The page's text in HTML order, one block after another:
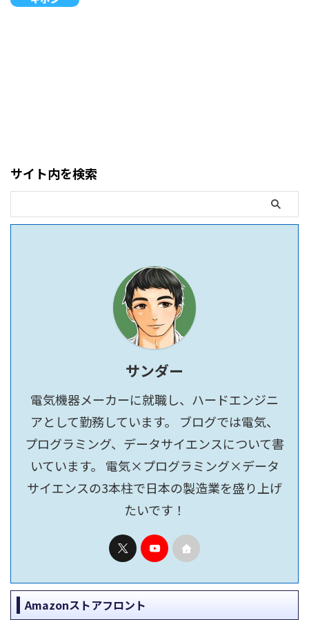
サイト内を検索
サンダー
電気機器メーカーに就職し、ハードエンジニ
アとして勤務しています。 ブログでは電気、
プログラミング、データサイエンスについて書
いています。 電気×プログラミング×データ
サイエンスの3本柱で日本の製造業を盛り上げ
たいです！
Amazonストアフロント